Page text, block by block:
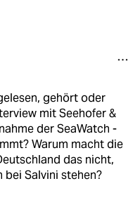
gehört oder
mit Seehofer &
der SeaWatch -
Warum macht die
das nicht,
Salvini stehen?